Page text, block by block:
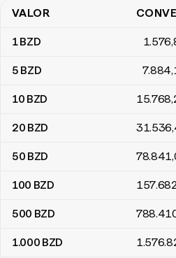
Tabela de conversão de Dólares
VALOR
1BZD 1.576
5 BZD 7.884
10 BZD 15.768
20 BZD 31.536
50 BZD 78.841
100 BZD
500 BZD
1.000 BZD